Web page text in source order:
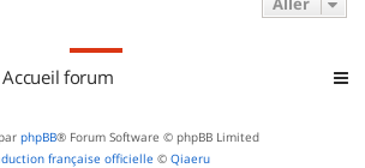
Accueil forum
phpBB® Forum Software © phpBB Limited
française officielle © Qiaeru